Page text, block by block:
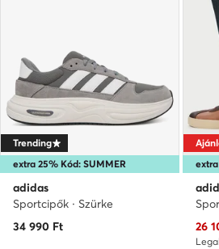
extra 25% Kód: SUMMER
Trending
adidas
Sportcipők · Szürke
34 990 Ft 26